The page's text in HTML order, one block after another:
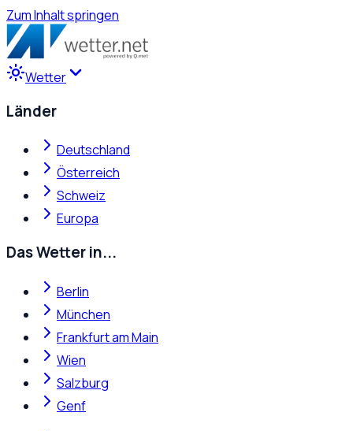
Zum Inhalt springen
Wetter
Länder
Deutschland
Österreich
Schweiz
Europa
Das Wetter in...
Berlin
München
Frankfurt am Main
Wien
Salzburg
Genf